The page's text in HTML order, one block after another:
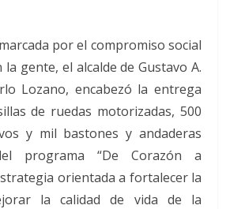
por el compromiso social
la gente, el alcalde de Gustavo A.
Lozano, encabezó la entrega
de ruedas motorizadas, 500
y mil bastones y andaderas
programa “De Corazón a
orientada a fortalecer la
la calidad de vida de la